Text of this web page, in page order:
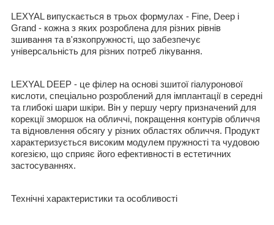
LEXYAL випускається в трьох формулах - Fine, Deep і
Grand - кожна з яких розроблена для різних рівнів
зшивання та в'язкопружності, що забезпечує
універсальність для різних потреб лікування.
LEXYAL DEEP - це філер на основі зшитої гіалуронової
кислоти, спеціально розроблений для імплантації в середні
та глибокі шари шкіри. Він у першу чергу призначений для
корекції зморшок на обличчі, покращення контурів обличчя
та відновлення обсягу у різних областях обличчя. Продукт
характеризується високим модулем пружності та чудовою
когезією, що сприяє його ефективності в естетичних
застосуваннях.
Технічні характеристики та особливості